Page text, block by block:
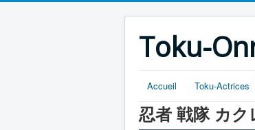
Toku-
Accueil Toku-Actrices
忍者 戦隊 カ